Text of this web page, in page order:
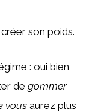
son poids.
: oui bien
de gommer
vous aurez plus